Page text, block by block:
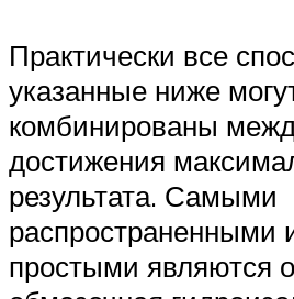
Практически все
указанные ниже
комбинированы
достижения
результата. Самыми
распространенными
простыми являются